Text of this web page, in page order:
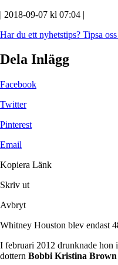
| 2018-09-07 kl 07:04 |
Har du ett nyhetstips? Tipsa
Dela Inlägg
Facebook
Twitter
Pinterest
Email
Kopiera Länk
Skriv ut
Avbryt
Whitney Houston blev endast
I februari 2012 drunknade hon
dottern Bobbi Kristina Brown